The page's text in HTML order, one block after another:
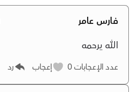
فارس عامر
الله يرحمه
عدد الإعجابات إعجاب رد